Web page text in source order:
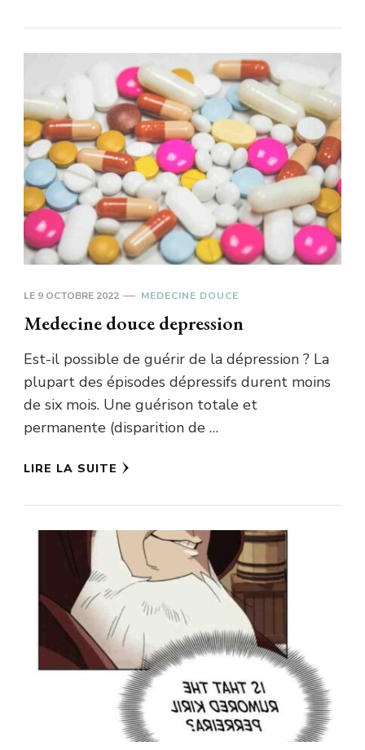
LE 9 OCTOBRE 2022 MEDECINE DOUCE
Medecine douce depression
Est-il possible de guérir de la dépression ? La
plupart des épisodes dépressifs durent moins
de six mois. Une guérison totale et
permanente (disparition de …
LIRE LA SUITE